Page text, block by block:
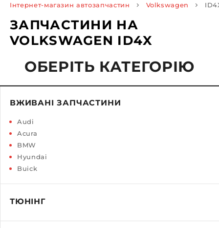
Інтернет-магазин автозапчастин Volkswagen
ЗАПЧАСТИНИ НА
VOLKSWAGEN ID4X
ОБЕРІТЬ КАТЕГОРІЮ
ВЖИВАНІ ЗАПЧАСТИНИ
Audi
Acura
BMW
Hyundai
Buick
ТЮНІНГ